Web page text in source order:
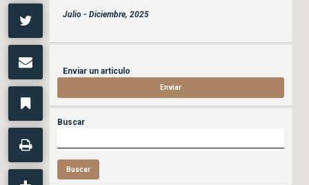
Julio - Diciembre, 2025
Enviar un articulo
Enviar
Buscar
Buscar